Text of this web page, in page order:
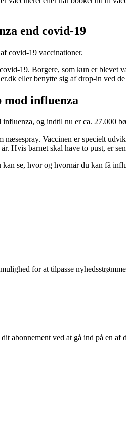
end covid-19
covid-19 vaccinationer.
19. Borgere, som kun er
eller benytte sig af drop-in ved
mod influenza
og indtil nu er ca. 27.000
Vaccinen er specielt
Hvis barnet skal have to pust, er
se, hvor og hvornår du kan få
for at tilpasse
abonnement ved at gå ind på en